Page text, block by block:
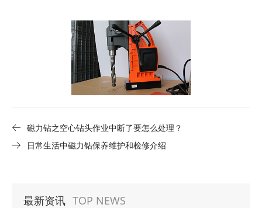
磁力钻之空心钻头作业中断了要怎么处理？
日常生活中磁力钻保养维护和检修介绍
最新资讯 TOP NEWS